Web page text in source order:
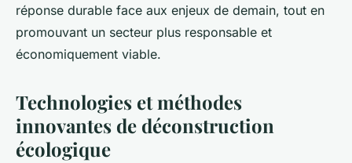
réponse durable face aux enjeux de demain, tout en
promouvant un secteur plus responsable et
économiquement viable.
Technologies et méthodes
innovantes de déconstruction
écologique